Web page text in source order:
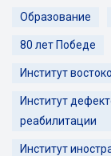
Образование
80 лет Победе
Институт
Институт
реабилитации
Институт